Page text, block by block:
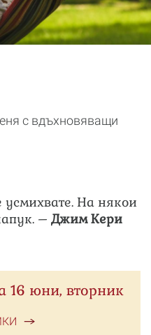
с вдъхновяващи
усмихвате. На някои
– Джим Кери
16 юни, вторник